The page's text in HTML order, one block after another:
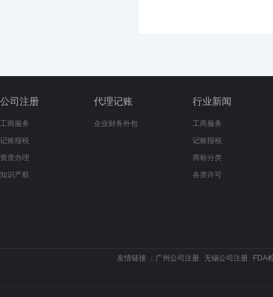
公司注册
工商服务
记账报税
资质办理
知识产权
代理记账
企业财务外包
行业新闻
工商服务
记账报税
商标分类
各类许可
友情链接 ： 广州公司注册 无锡公司注册 FDA